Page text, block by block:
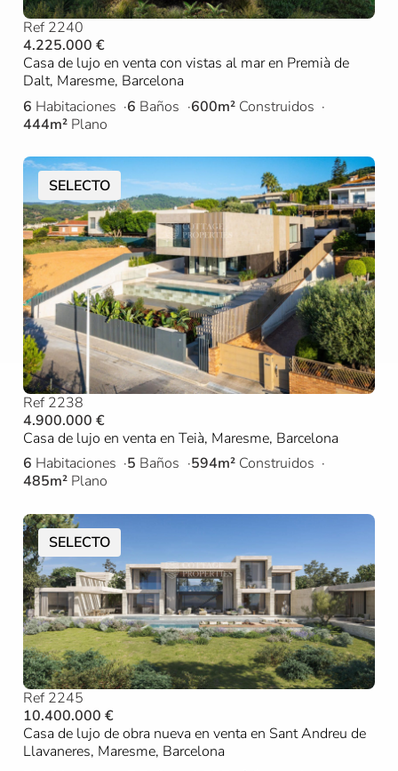
Ref 2240
4.225.000 €
Casa de lujo en venta con vistas al mar en Premià de
Dalt, Maresme, Barcelona
6 Habitaciones 6 Baños 600m² Construidos
444m² Plano
SELECTO
Ref 2238
4.900.000 €
Casa de lujo en venta en Teià, Maresme, Barcelona
6 Habitaciones 5 Baños 594m² Construidos
485m² Plano
SELECTO
Ref 2245
10.400.000 €
Casa de lujo de obra nueva en venta en Sant Andreu de
Llavaneres, Maresme, Barcelona